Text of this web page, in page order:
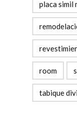
placa simil
room
tabique